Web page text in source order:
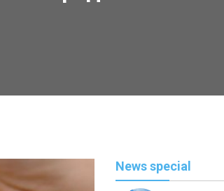
News special